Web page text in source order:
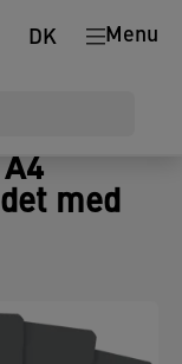
Menu
DK
med